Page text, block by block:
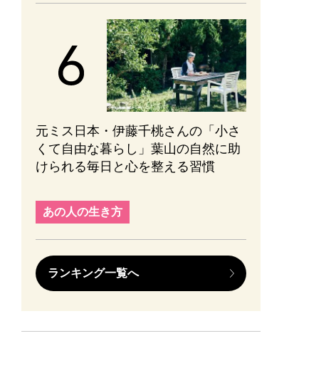
元ミス日本・伊藤千桃さんの「小さ
くて自由な暮らし」葉山の自然に助
けられる毎日と心を整える習慣
あの人の生き方
ランキング一覧へ